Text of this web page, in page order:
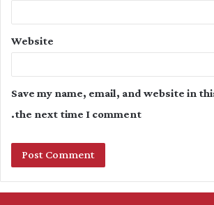
Website
Save my name, email, and website in
the next time I comment.